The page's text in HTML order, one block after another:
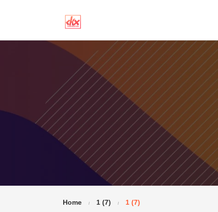
Home 1 (7) 1 (7)